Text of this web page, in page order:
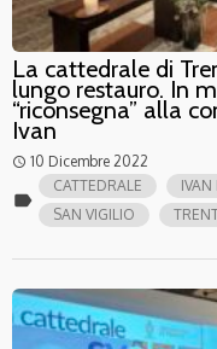
La cattedrale di
lungo restauro. In
“riconsegna” alla
Ivan
access_time 10 Dicembre 2022
label
CATTEDRALE IVAN
SAN VIGILIO